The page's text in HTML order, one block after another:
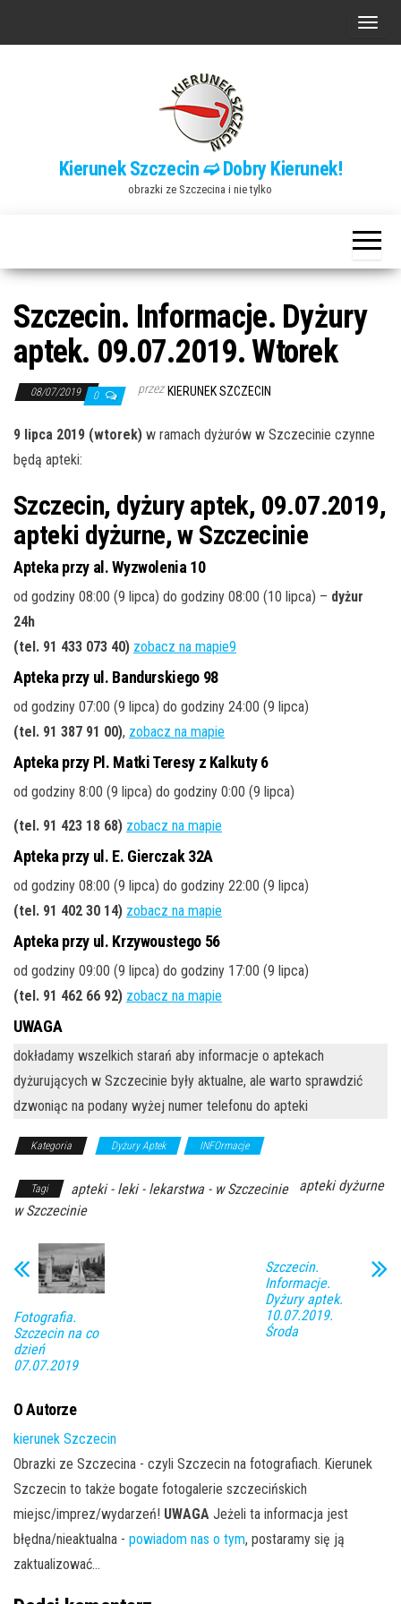
P
n
a
w
ę
Kierunek Szczecin ➫ Dobry Kierunek!
obrazki ze Szczecina i nie tylko
Szczecin. Informacje. Dyżury
aptek. 09.07.2019. Wtorek
08/07/2019 0 przez KIERUNEK SZCZECIN
9 lipca 2019 (wtorek) w ramach dyżurów w Szczecinie czynne
będą apteki:
Szczecin, dyżury aptek, 09.07.2019,
apteki dyżurne, w Szczecinie
Apteka przy al. Wyzwolenia 10
od godziny 08:00 (9 lipca) do godziny 08:00 (10 lipca) – dyżur
24h
(tel. 91 433 073 40) zobacz na mapie9
Apteka przy ul. Bandurskiego 98
od godziny 07:00 (9 lipca) do godziny 24:00 (9 lipca)
(tel. 91 387 91 00), zobacz na mapie
Apteka przy Pl. Matki Teresy z Kalkuty 6
od godziny 8:00 (9 lipca) do godziny 0:00 (9 lipca)
(tel. 91 423 18 68) zobacz na mapie
Apteka przy ul. E. Gierczak 32A
od godziny 08:00 (9 lipca) do godziny 22:00 (9 lipca)
(tel. 91 402 30 14) zobacz na mapie
Apteka przy ul. Krzywoustego 56
od godziny 09:00 (9 lipca) do godziny 17:00 (9 lipca)
(tel. 91 462 66 92) zobacz na mapie
UWAGA
dokładamy wszelkich starań aby informacje o aptekach
dyżurujących w Szczecinie były aktualne, ale warto sprawdzić
dzwoniąc na podany wyżej numer telefonu do apteki
Kategoria Dyżury Aptek INFOrmacje
Tagi apteki - leki - lekarstwa - w Szczecinie
apteki dyżurne
w Szczecinie
Fotografia.
Szczecin na co
dzień
07.07.2019
Szczecin.
Informacje.
Dyżury aptek.
10.07.2019.
Środa
O Autorze
kierunek Szczecin
Obrazki ze Szczecina - czyli Szczecin na fotografiach. Kierunek
Szczecin to także bogate fotogalerie szczecińskich
miejsc/imprez/wydarzeń! UWAGA Jeżeli ta informacja jest
błędna/nieaktualna - powiadom nas o tym, postaramy się ją
zaktualizować...